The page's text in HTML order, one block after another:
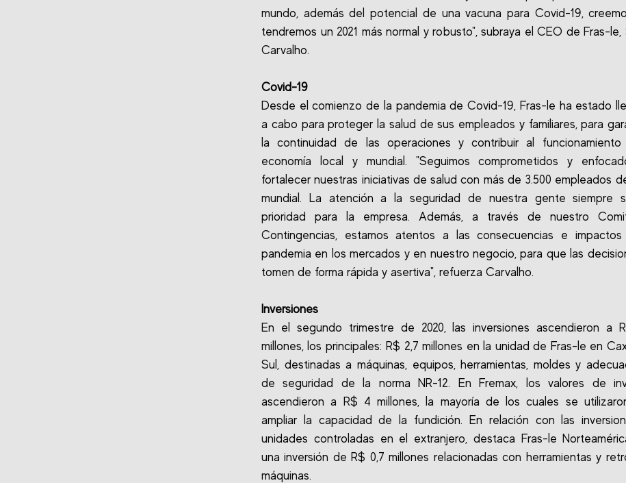
mundo, además del potencial de una vacuna para Covid-19,
tendremos un 2021 más normal y robusto", subraya el CEO de Fras-le,
Carvalho.
Covid-19
Desde el comienzo de la pandemia de Covid-19, Fras-le ha estado
a cabo para proteger la salud de sus empleados y familiares, para
la continuidad de las operaciones y contribuir al
economía local y mundial. "Seguimos comprometidos y
fortalecer nuestras iniciativas de salud con más de 3.500 empleados
mundial. La atención a la seguridad de nuestra gente siempre
prioridad para la empresa. Además, a través de nuestro
Contingencias, estamos atentos a las consecuencias e
pandemia en los mercados y en nuestro negocio, para que las
tomen de forma rápida y asertiva", refuerza Carvalho.
Inversiones
En el segundo trimestre de 2020, las inversiones ascendieron a
millones, los principales: R$ 2,7 millones en la unidad de Fras-le en
Sul, destinadas a máquinas, equipos, herramientas, moldes y
de seguridad de la norma NR-12. En Fremax, los valores de
ascendieron a R$ 4 millones, la mayoría de los cuales se
ampliar la capacidad de la fundición. En relación con las
unidades controladas en el extranjero, destaca Fras-le
una inversión de R$ 0,7 millones relacionadas con herramientas y
máquinas.